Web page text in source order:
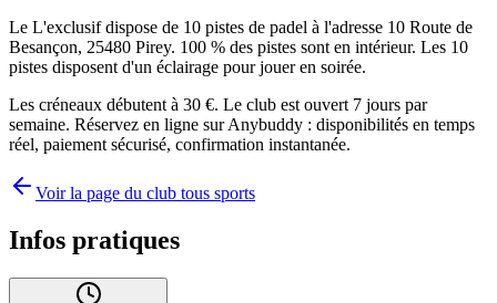
Le L'exclusif dispose de 10 pistes de padel à l'adresse 10 Route de
Besançon, 25480 Pirey. 100 % des pistes sont en intérieur. Les 10
pistes disposent d'un éclairage pour jouer en soirée.
Les créneaux débutent à 30 €. Le club est ouvert 7 jours par
semaine. Réservez en ligne sur Anybuddy : disponibilités en temps
réel, paiement sécurisé, confirmation instantanée.
Voir la page du club tous sports
Infos pratiques